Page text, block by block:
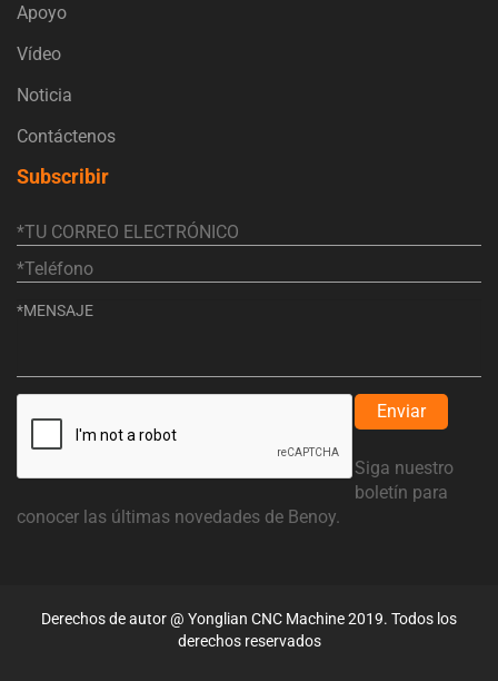
Apoyo
Vídeo
Noticia
Contáctenos
Subscribir
Enviar
Siga nuestro
boletín para
conocer las últimas novedades de Benoy.
Derechos de autor @ Yonglian CNC Machine 2019. Todos los
derechos reservados